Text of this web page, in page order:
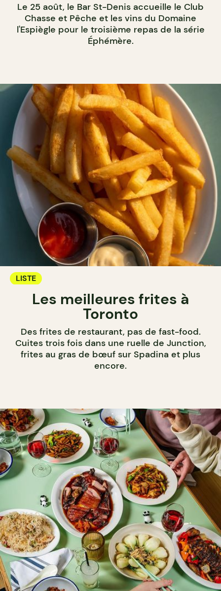
Le 25 août, le Bar St-Denis accueille le Club
Chasse et Pêche et les vins du Domaine
l'Espiègle pour le troisième repas de la série
Éphémère.
LISTE
Les meilleures frites à
Toronto
Des frites de restaurant, pas de fast-food.
Cuites trois fois dans une ruelle de Junction,
frites au gras de bœuf sur Spadina et plus
encore.